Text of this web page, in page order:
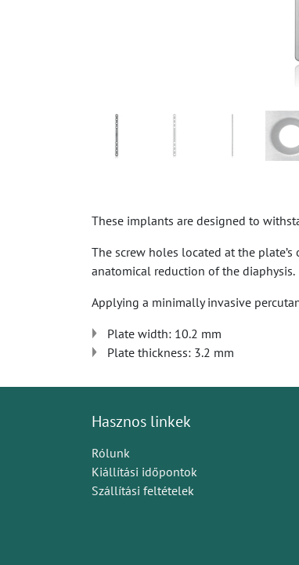
These implants are designed to
The screw holes located at the
anatomical reduction of the diaphysis.
Applying a minimally invasive
Plate width: 10.2 mm
Plate thickness: 3.2 mm
Hasznos linkek
Rólunk
Kiállítási időpontok
Szállítási feltételek